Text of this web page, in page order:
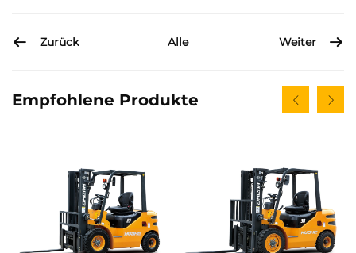
Zurück Alle Weiter
Empfohlene Produkte